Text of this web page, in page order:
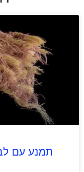
תמנע עם